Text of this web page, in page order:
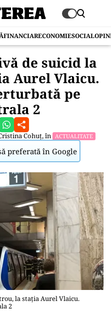
FINANCIARECONOMIESOCIAL
de suicid la
Aurel Vlaicu.
pe
2
Cohuț, în ACTUALITATE
preferată în Google
la stația Aurel Vlaicu.
2